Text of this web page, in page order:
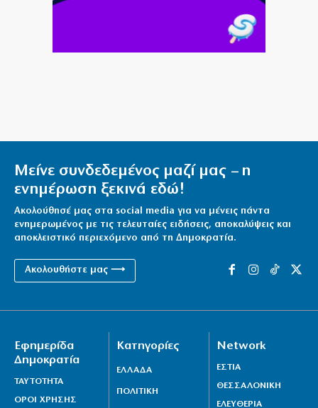
8|08|2026 | 19:34
Πύρινα εγκλήματα του κράτους και όλων των
κυβερνήσεων
8|08|2026 | 19:30
Όμηρος: Από τους ραψωδούς στα πρώτα
8|08|2026 | 19:00
Κύπρος: 318.000 ευρώ για τα Πατριαρχεία
8|08|2026 | 18:30
Μείνε συνδεδεμένος μαζί μας – η
ενημέρωση ξεκινά εδώ!
Ακολούθησέ μας στα social media για να μένεις πάντα
ενημερωμένος με τις τελευταίες ειδήσεις, αποκαλύψεις και
αποκλειστικό περιεχόμενο από τη Δημοκρατία.
Ακολουθήστε μας ⟶
Εφημερίδα
Δημοκρατία
ΤΑΥΤΟΤΗΤΑ
ΟΡΟΙ ΧΡΗΣΗΣ
Κατηγορίες
ΕΛΛΑΔΑ
ΠΟΛΙΤΙΚΗ
Network
ΕΣΤΙΑ
ΘΕΣΣΑΛΟΝΙΚΗ
ΕΛΕΥΘΕΡΙΑ